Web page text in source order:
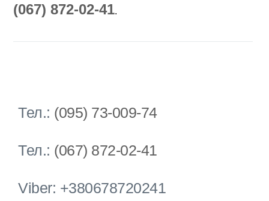
(067) 872-02-41.
Тел.: (095) 73-009-74
Тел.: (067) 872-02-41
Viber: +380678720241